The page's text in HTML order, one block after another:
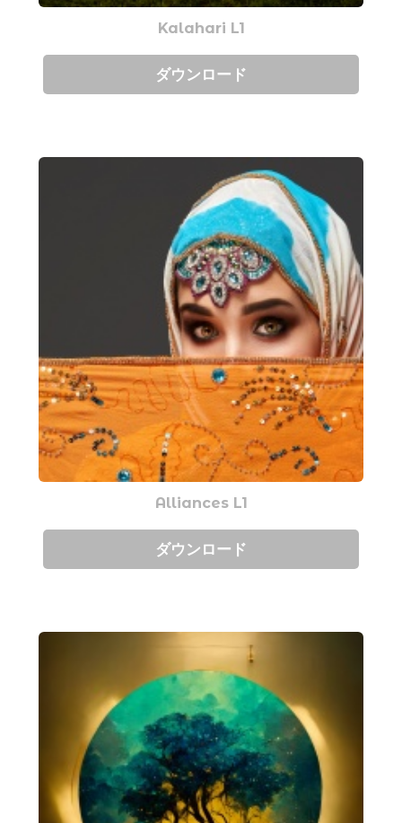
Kalahari L1
ダウンロード
Alliances L1
ダウンロード